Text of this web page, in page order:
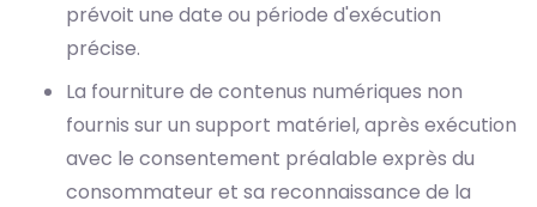
prévoit une date ou période d'exécution
précise.
La fourniture de contenus numériques non
fournis sur un support matériel, après exécution
avec le consentement préalable exprès du
consommateur et sa reconnaissance de la